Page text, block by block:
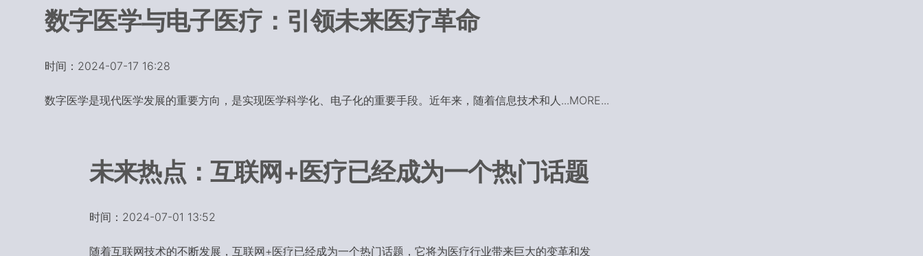
数字医学与电子医疗：引领未来医疗革命
时间：2024-07-17 16:28
数字医学是现代医学发展的重要方向，是实现医学科学化、电子化的重要手段。近年来，随着信息技术和人...MORE...
未来热点：互联网+医疗已经成为一个热门话题
时间：2024-07-01 13:52
随着互联网技术的不断发展，互联网+医疗已经成为一个热门话题，它将为医疗行业带来巨大的变革和发